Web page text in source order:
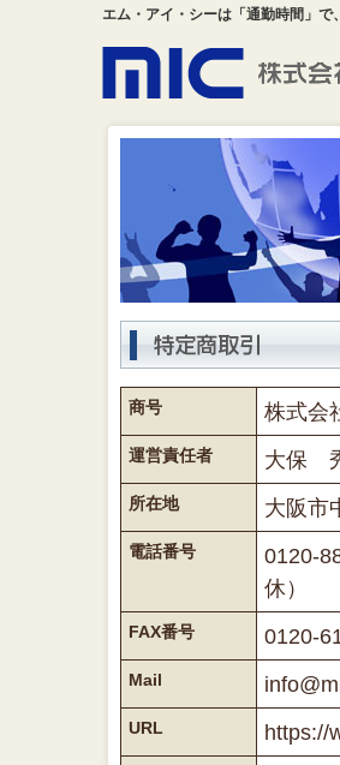
エム・アイ・シーは「通勤時間」
商号 株式会
運営責任者 大保
所在地 大阪市
電話番号
0120-
休）
FAX番号 0120-
Mail
URL https://